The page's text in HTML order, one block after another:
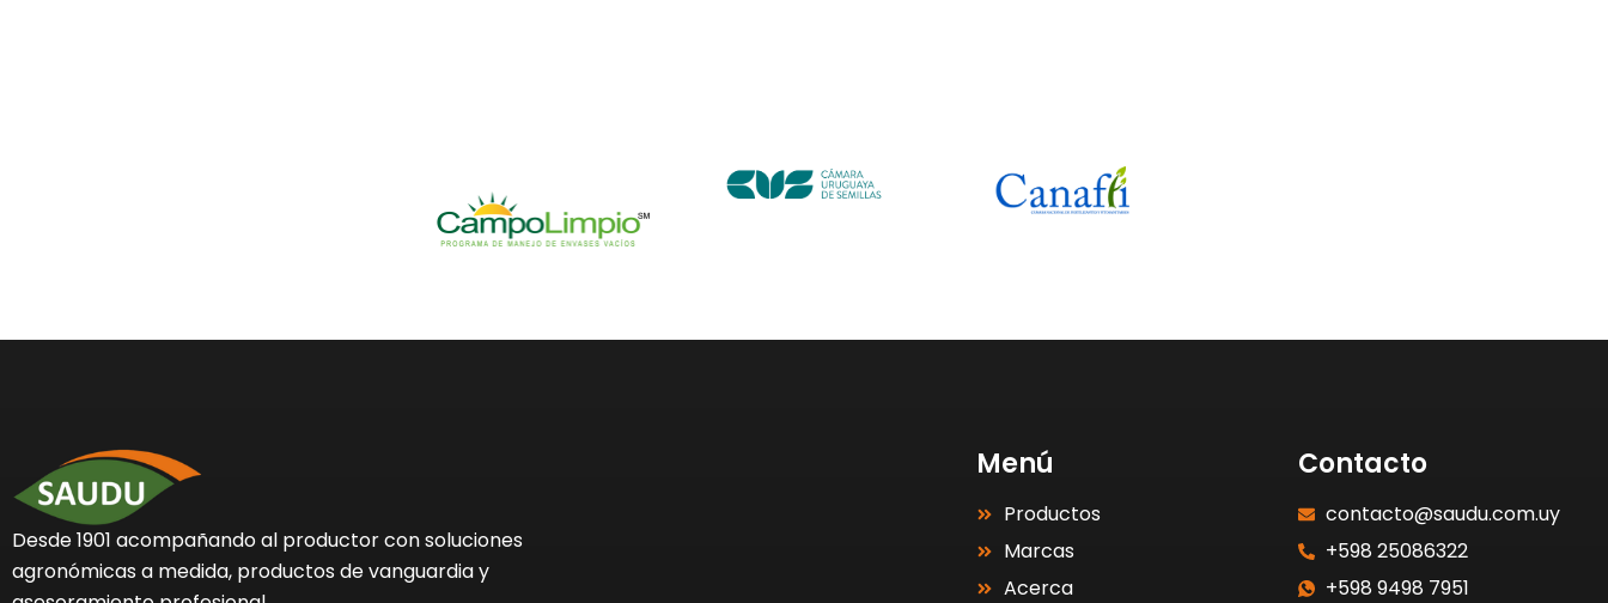
Desde 1901 acompañando al productor con soluciones
agronómicas a medida, productos de vanguardia y
Menú
Productos
Marcas
Acerca
Contacto
contacto@saudu.com.uy
+598 25086322
+598 9498 7951